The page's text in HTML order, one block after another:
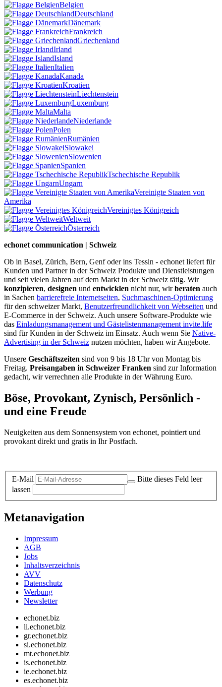
Belgien
Deutschland
Dänemark
Frankreich
Griechenland
Irland
Island
Italien
Kanada
Kroatien
Liechtenstein
Luxemburg
Malta
Niederlande
Polen
Rumänien
Slowakei
Slowenien
Spanien
Tschechische Republik
Ungarn
Vereinigte Staaten von
Amerika
Vereinigtes Königreich
Weltweit
Österreich
echonet communication | Schweiz
Ob in Basel, Zürich, Bern, Genf oder ins Tessin - echonet liefert für
Kunden und Partner in der Schweiz Produkte und Dienstleistungen
und seit vielen Jahren auf dem Markt in der Schweiz tätig. Wir
konzipieren, designen und entwicklen nicht nur, wirberaten auch
in Sachen barrierefreie Internetseiten, Suchmaschinen-Optimierung
für den schweizer Markt, Benutzerfreundlichkeit von Webseiten und
E-Commerce in der Schweiz. Auch unsere Software-Produkte wie
das Einladungsmanagement und Gästelistenmanagement invite.life
sind für Kunden in der Schweiz im Einsatz. Auch wenn Sie Native-
Advertising in der Schweiz nutzen möchten, haben wir Angebote.
Unsere Geschäftszeiten sind von 9 bis 18 Uhr von Montag bis
Freitag. Preisangaben in Schweizer Franken sind zur Information
gedacht, wir verrechnen alle Produkte in der Währung Euro.
Böse, Provokant, Zynisch, Persönlich -
und eine Freude
Neuigkeiten aus dem Sonnensystem von echonet, pointiert und
provokant direkt und gratis in Ihr Postfach.
E-Mail
Bitte dieses Feld leer
lassen
Metanavigation
Impressum
AGB
Jobs
Inhaltsverzeichnis
AVV
Datenschutz
Werbung
Newsletter
echonet.biz
li.echonet.biz
gr.echonet.biz
si.echonet.biz
mt.echonet.biz
is.echonet.biz
ie.echonet.biz
es.echonet.biz